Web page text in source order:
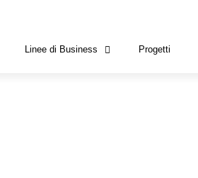
Linee di Business Progetti